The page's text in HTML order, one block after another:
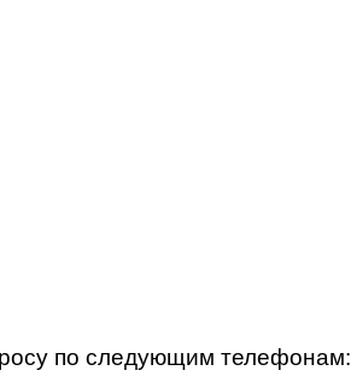
по следующим телефонам: